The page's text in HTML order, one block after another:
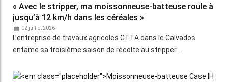
« Avec le stripper, ma moissonneuse-batteuse roule à
jusqu’à 12 km/h dans les céréales »
02 juillet 2026
L’entreprise de travaux agricoles GTTA dans le Calvados
entame sa troisième saison de récolte au stripper.…